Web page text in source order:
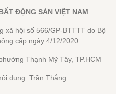
ĐỘNG SẢN VIỆT NAM
xã hội số 566/GP-BTTTT do Bộ
cấp ngày 4/12/2020
Thạnh Mỹ Tây, TP.HCM
dung: Trần Thắng